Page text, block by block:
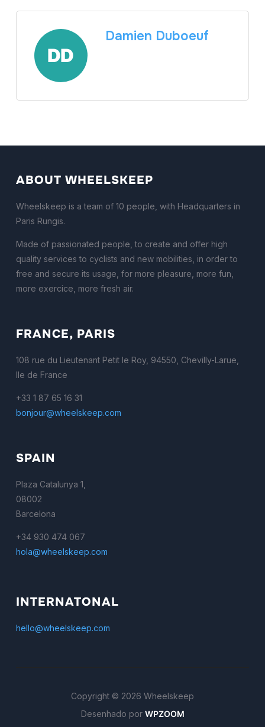
Damien Duboeuf
ABOUT WHEELSKEEP
Wheelskeep is a team of 10 people, with Headquarters in
Paris Rungis.
Made of passionated people, to create and offer high
quality services to cyclists and new mobilities, in order to
free and secure its usage, for more pleasure, more fun,
more exercice, more fresh air.
FRANCE, PARIS
108 rue du Lieutenant Petit le Roy, 94550, Chevilly-Larue,
Ile de France
+33 1 87 65 16 31
bonjour@wheelskeep.com
SPAIN
Plaza Catalunya 1,
08002
Barcelona
+34 930 474 067
hola@wheelskeep.com
INTERNATONAL
hello@wheelskeep.com
Copyright © 2026 Wheelskeep
Desenhado por WPZOOM